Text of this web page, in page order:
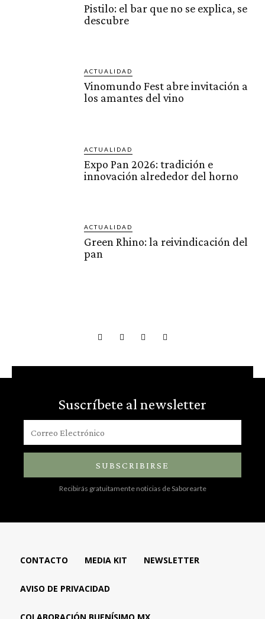
Pistilo: el bar que no se explica, se
descubre
ACTUALIDAD
Vinomundo Fest abre invitación a
los amantes del vino
ACTUALIDAD
Expo Pan 2026: tradición e
innovación alrededor del horno
ACTUALIDAD
Green Rhino: la reivindicación del
pan
Suscríbete al newsletter
SUBSCRIBIRSE
Recibirás gratuitamente noticias de Saborearte
CONTACTO MEDIA KIT NEWSLETTER
AVISO DE PRIVACIDAD